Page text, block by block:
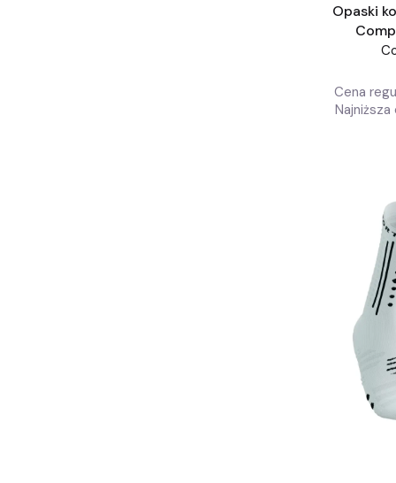
Opaski
Cena
Najniższa